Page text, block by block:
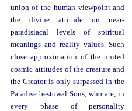
union of the human viewpoint and
the divine attitude on near-
paradisiacal levels of spiritual
meanings and reality values. Such
close approximation of the united
cosmic attitudes of the creature and
the Creator is only surpassed in the
Paradise bestowal Sons, who are, in
every phase of personality